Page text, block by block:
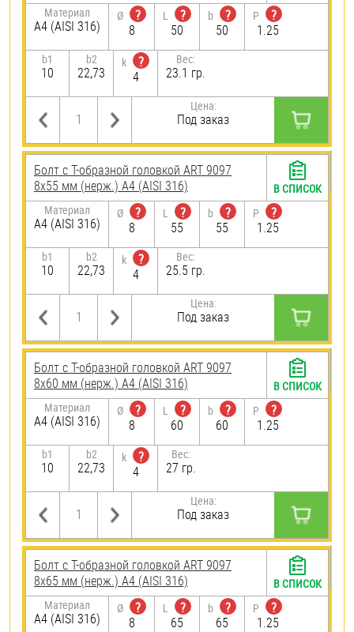
Материал
A4 (AISI 316)
Ø
?
8
L
?
50
b
?
50
P
?
1.25
b1
10
b2
22,73
k
?
4
Вес:
23.1 гр.
Цена:
Под заказ
Болт с Т-образной головкой ART 9097
8х55 мм (нерж.) A4 (AISI 316)
Материал
A4 (AISI 316)
Ø
?
8
L
?
55
b
?
55
P
?
1.25
b1
10
b2
22,73
k
?
4
Вес:
25.5 гр.
Цена:
Под заказ
В СПИСОК
Болт с Т-образной головкой ART 9097
8х60 мм (нерж.) A4 (AISI 316)
Материал
A4 (AISI 316)
Ø
?
8
L
?
60
b
?
60
P
?
1.25
b1
10
b2
22,73
k
?
4
Вес:
27 гр.
Цена:
Под заказ
В СПИСОК
Болт с Т-образной головкой ART 9097
8х65 мм (нерж.) A4 (AISI 316)
Материал
A4 (AISI 316)
Ø
?
8
L
?
65
b
?
65
P
?
1.25
В СПИСОК